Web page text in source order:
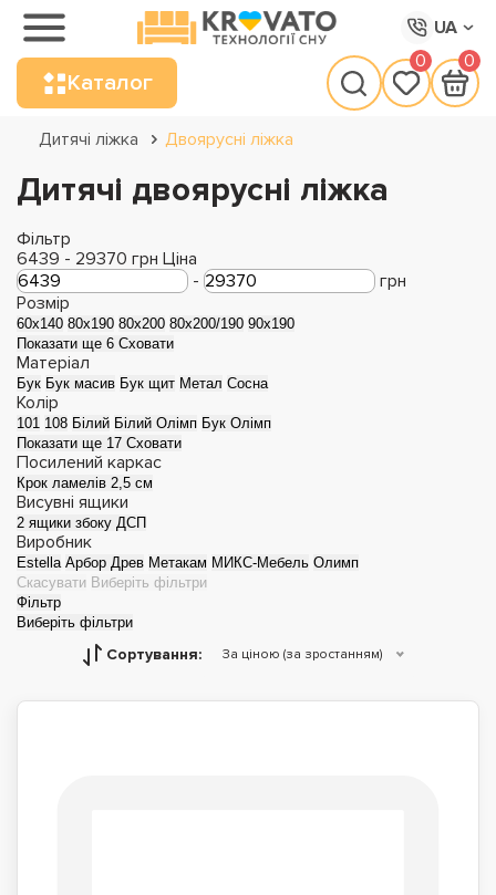
UA
Каталог
0 0
Дитячі ліжка Двоярусні ліжка
Дитячі двоярусні ліжка
Фільтр
6439 - 29370 грн Ціна
-
грн
Розмір
60х140 80x190 80x200 80x200/190 90x190
Показати ще 6 Сховати
Матеріал
Бук Бук масив Бук щит Метал Сосна
Колір
101 108 Білий Білий Олімп Бук Олімп
Показати ще 17 Сховати
Посилений каркас
Крок ламелів 2,5 см
Висувні ящики
2 ящики збоку ДСП
Виробник
Estella Арбор Древ Метакам МИКС-Мебель Олимп
Скасувати Виберіть фільтри
Фільтр
Виберіть фільтри
Сортування: За ціною (за зростанням)